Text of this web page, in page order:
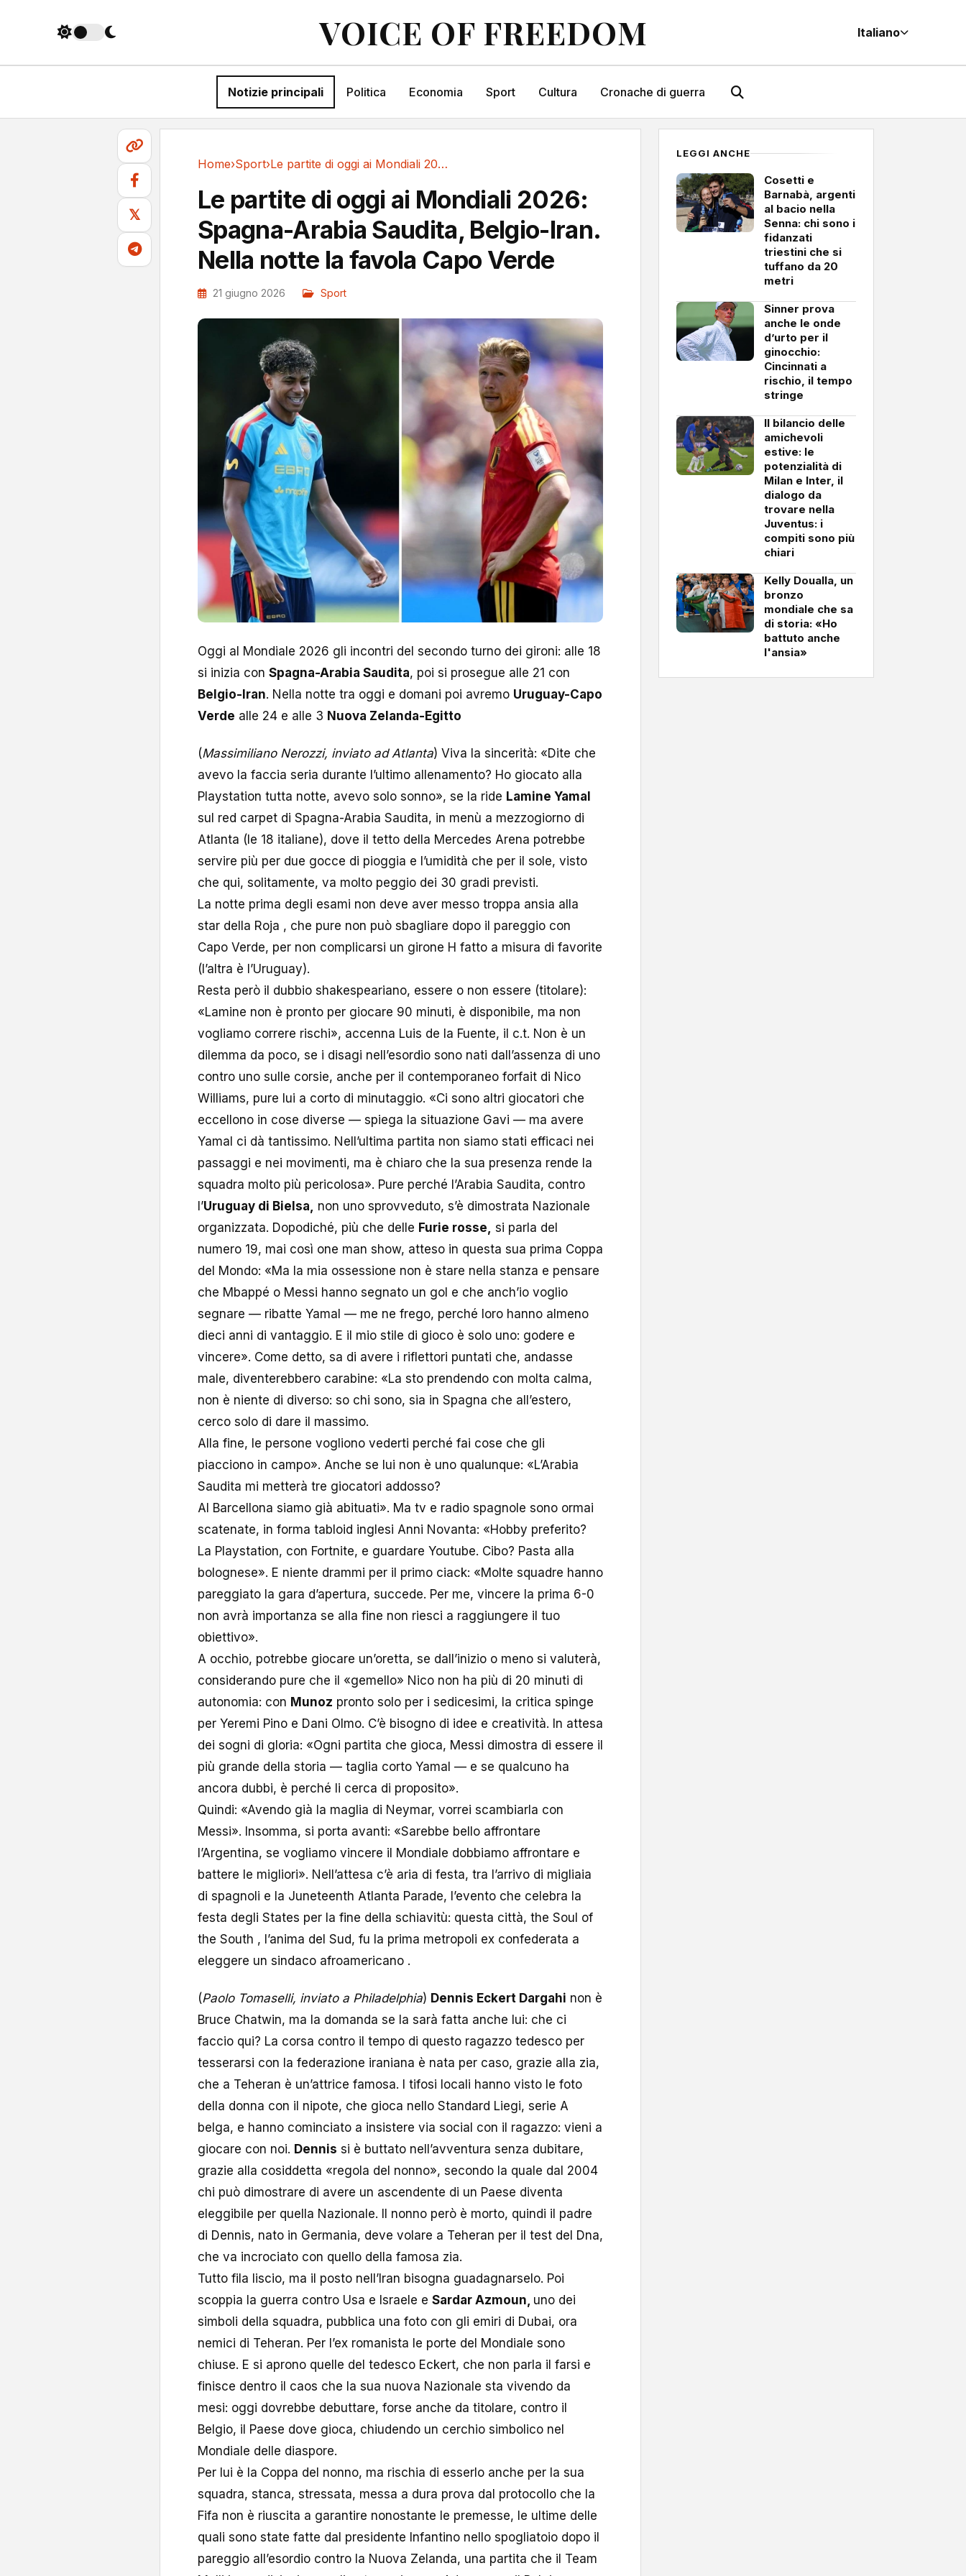
VOICE OF FREEDOM Italiano
Notizie principali Politica Economia Sport Cultura Cronache di guerra
𝕏
Home›Sport› Le partite di oggi ai Mondiali 2026:...
Le partite di oggi ai Mondiali 2026:
Spagna-Arabia Saudita, Belgio-Iran.
Nella notte la favola Capo Verde
21 giugno 2026 Sport
Oggi al Mondiale 2026 gli incontri del secondo turno dei gironi: alle 18
si inizia con Spagna-Arabia Saudita, poi si prosegue alle 21 con
Belgio-Iran. Nella notte tra oggi e domani poi avremo Uruguay-Capo
Verde alle 24 e alle 3 Nuova Zelanda-Egitto
(Massimiliano Nerozzi, inviato ad Atlanta) Viva la sincerità: «Dite che
avevo la faccia seria durante l’ultimo allenamento? Ho giocato alla
Playstation tutta notte, avevo solo sonno», se la ride Lamine Yamal
sul red carpet di Spagna-Arabia Saudita, in menù a mezzogiorno di
Atlanta (le 18 italiane), dove il tetto della Mercedes Arena potrebbe
servire più per due gocce di pioggia e l’umidità che per il sole, visto
che qui, solitamente, va molto peggio dei 30 gradi previsti.
La notte prima degli esami non deve aver messo troppa ansia alla
star della Roja , che pure non può sbagliare dopo il pareggio con
Capo Verde, per non complicarsi un girone H fatto a misura di favorite
(l’altra è l’Uruguay).
Resta però il dubbio shakespeariano, essere o non essere (titolare):
«Lamine non è pronto per giocare 90 minuti, è disponibile, ma non
vogliamo correre rischi», accenna Luis de la Fuente, il c.t. Non è un
dilemma da poco, se i disagi nell’esordio sono nati dall’assenza di uno
contro uno sulle corsie, anche per il contemporaneo forfait di Nico
Williams, pure lui a corto di minutaggio. «Ci sono altri giocatori che
eccellono in cose diverse — spiega la situazione Gavi — ma avere
Yamal ci dà tantissimo. Nell’ultima partita non siamo stati efficaci nei
passaggi e nei movimenti, ma è chiaro che la sua presenza rende la
squadra molto più pericolosa». Pure perché l’Arabia Saudita, contro
l’Uruguay di Bielsa, non uno sprovveduto, s’è dimostrata Nazionale
organizzata. Dopodiché, più che delle Furie rosse, si parla del
numero 19, mai così one man show, atteso in questa sua prima Coppa
del Mondo: «Ma la mia ossessione non è stare nella stanza e pensare
che Mbappé o Messi hanno segnato un gol e che anch’io voglio
segnare — ribatte Yamal — me ne frego, perché loro hanno almeno
dieci anni di vantaggio. E il mio stile di gioco è solo uno: godere e
vincere». Come detto, sa di avere i riflettori puntati che, andasse
male, diventerebbero carabine: «La sto prendendo con molta calma,
non è niente di diverso: so chi sono, sia in Spagna che all’estero,
cerco solo di dare il massimo.
Alla fine, le persone vogliono vederti perché fai cose che gli
piacciono in campo». Anche se lui non è uno qualunque: «L’Arabia
Saudita mi metterà tre giocatori addosso?
Al Barcellona siamo già abituati». Ma tv e radio spagnole sono ormai
scatenate, in forma tabloid inglesi Anni Novanta: «Hobby preferito?
La Playstation, con Fortnite, e guardare Youtube. Cibo? Pasta alla
bolognese». E niente drammi per il primo ciack: «Molte squadre hanno
pareggiato la gara d’apertura, succede. Per me, vincere la prima 6-0
non avrà importanza se alla fine non riesci a raggiungere il tuo
obiettivo».
A occhio, potrebbe giocare un’oretta, se dall’inizio o meno si valuterà,
considerando pure che il «gemello» Nico non ha più di 20 minuti di
autonomia: con Munoz pronto solo per i sedicesimi, la critica spinge
per Yeremi Pino e Dani Olmo. C’è bisogno di idee e creatività. In attesa
dei sogni di gloria: «Ogni partita che gioca, Messi dimostra di essere il
più grande della storia — taglia corto Yamal — e se qualcuno ha
ancora dubbi, è perché li cerca di proposito».
Quindi: «Avendo già la maglia di Neymar, vorrei scambiarla con
Messi». Insomma, si porta avanti: «Sarebbe bello affrontare
l’Argentina, se vogliamo vincere il Mondiale dobbiamo affrontare e
battere le migliori». Nell’attesa c’è aria di festa, tra l’arrivo di migliaia
di spagnoli e la Juneteenth Atlanta Parade, l’evento che celebra la
festa degli States per la fine della schiavitù: questa città, the Soul of
the South , l’anima del Sud, fu la prima metropoli ex confederata a
eleggere un sindaco afroamericano .
(Paolo Tomaselli, inviato a Philadelphia) Dennis Eckert Dargahi non è
Bruce Chatwin, ma la domanda se la sarà fatta anche lui: che ci
faccio qui? La corsa contro il tempo di questo ragazzo tedesco per
tesserarsi con la federazione iraniana è nata per caso, grazie alla zia,
che a Teheran è un’attrice famosa. I tifosi locali hanno visto le foto
della donna con il nipote, che gioca nello Standard Liegi, serie A
belga, e hanno cominciato a insistere via social con il ragazzo: vieni a
giocare con noi. Dennis si è buttato nell’avventura senza dubitare,
grazie alla cosiddetta «regola del nonno», secondo la quale dal 2004
chi può dimostrare di avere un ascendente di un Paese diventa
eleggibile per quella Nazionale. Il nonno però è morto, quindi il padre
di Dennis, nato in Germania, deve volare a Teheran per il test del Dna,
che va incrociato con quello della famosa zia.
Tutto fila liscio, ma il posto nell’Iran bisogna guadagnarselo. Poi
scoppia la guerra contro Usa e Israele e Sardar Azmoun, uno dei
simboli della squadra, pubblica una foto con gli emiri di Dubai, ora
nemici di Teheran. Per l’ex romanista le porte del Mondiale sono
chiuse. E si aprono quelle del tedesco Eckert, che non parla il farsi e
finisce dentro il caos che la sua nuova Nazionale sta vivendo da
mesi: oggi dovrebbe debuttare, forse anche da titolare, contro il
Belgio, il Paese dove gioca, chiudendo un cerchio simbolico nel
Mondiale delle diaspore.
Per lui è la Coppa del nonno, ma rischia di esserlo anche per la sua
squadra, stanca, stressata, messa a dura prova dal protocollo che la
Fifa non è riuscita a garantire nonostante le premesse, le ultime delle
quali sono state fatte dal presidente Infantino nello spogliatoio dopo il
pareggio all’esordio contro la Nuova Zelanda, una partita che il Team
LEGGI ANCHE
Cosetti e
Barnabà, argenti
al bacio nella
Senna: chi sono i
fidanzati
triestini che si
tuffano da 20
metri
Sinner prova
anche le onde
d’urto per il
ginocchio:
Cincinnati a
rischio, il tempo
stringe
Il bilancio delle
amichevoli
estive: le
potenzialità di
Milan e Inter, il
dialogo da
trovare nella
Juventus: i
compiti sono più
chiari
Kelly Doualla, un
bronzo
mondiale che sa
di storia: «Ho
battuto anche
l'ansia»